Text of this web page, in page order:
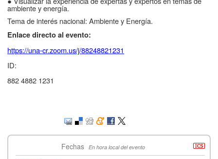
ambiente y energía.
Tema de interés nacional: Ambiente y Energía.
Enlace directo al evento:
https://una-cr.zoom.us/j/88248821231
ID:
882 4882 1231
Fechas En hora local del evento